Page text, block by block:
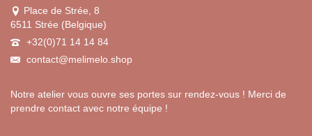
Place de Strée, 8
6511 Strée (Belgique)
+32(0)71 14 14 84
contact@melimelo.shop
Notre atelier vous ouvre ses portes sur rendez-vous ! Merci de
prendre contact avec notre équipe !